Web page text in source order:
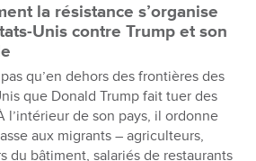
la résistance s’organise
Unis contre Trump et son
pas qu’en dehors des frontières des
que Donald Trump fait tuer des
l’intérieur de son pays, il ordonne
aux migrants – agriculteurs,
du bâtiment, salariés de restaurants